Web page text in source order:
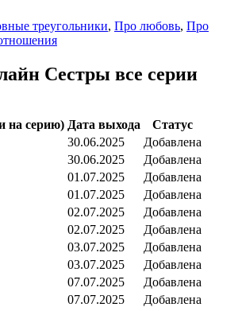
треугольники, Про любовь, Про
Сестры все серии
на серию) Дата выхода
Статус
30.06.2025
Добавлена
30.06.2025
Добавлена
01.07.2025
Добавлена
01.07.2025
Добавлена
02.07.2025
Добавлена
02.07.2025
Добавлена
03.07.2025
Добавлена
03.07.2025
Добавлена
07.07.2025
Добавлена
07.07.2025
Добавлена